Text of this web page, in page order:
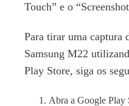
Touch” e o
Para tirar uma captura
Samsung M22
Play Store, siga os
Abra a Google Play